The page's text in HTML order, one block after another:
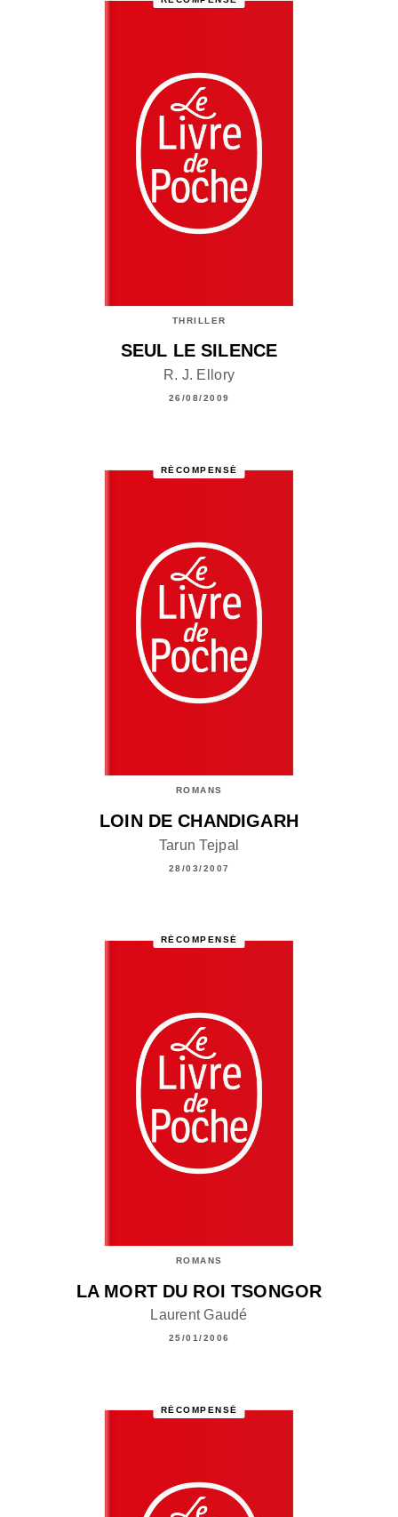
THRILLER
SEUL LE SILENCE
R. J. Ellory
26/08/2009
RÉCOMPENSÉ
ROMANS
LOIN DE CHANDIGARH
Tarun Tejpal
28/03/2007
RÉCOMPENSÉ
ROMANS
LA MORT DU ROI TSONGOR
Laurent Gaudé
25/01/2006
RÉCOMPENSÉ